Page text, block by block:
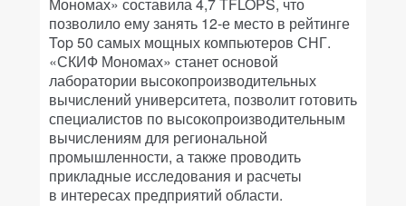
позволило ему занять 12-е место в рейтинге
Top 50 самых мощных компьютеров СНГ.
«СКИФ Мономах» станет основой
лаборатории высокопроизводительных
вычислений университета, позволит готовить
специалистов по высокопроизводительным
вычислениям для региональной
промышленности, а также проводить
прикладные исследования и расчеты
в интересах предприятий области.